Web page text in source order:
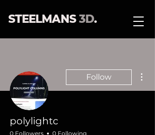
STEELMANS3D.
Follow
polylightc
0 Followers 0 Following